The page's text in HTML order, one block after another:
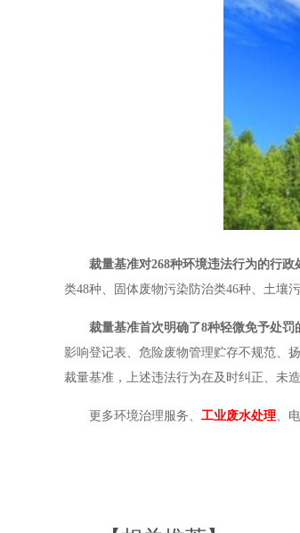
裁量基准对268种环境违法行为的行政
类48种、固体废物污染防治类46种、土壤
裁量基准首次明确了8种轻微免予处罚
影响登记表、危险废物管理贮存不规范、
裁量基准，上述违法行为在及时纠正、未
更多环境治理服务、 工业废水处理、